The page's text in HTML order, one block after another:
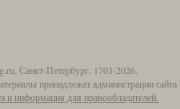
Санкт-Петербург, 1703-2026.
принадлежат администрации
и информация для правообладателей.